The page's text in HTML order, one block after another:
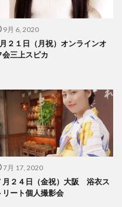
9月 6, 2020
２１日（月祝）オンラインオ
会三上スピカ
7月 17, 2020
月２４日（金祝）大阪 浴衣ス
リート個人撮影会